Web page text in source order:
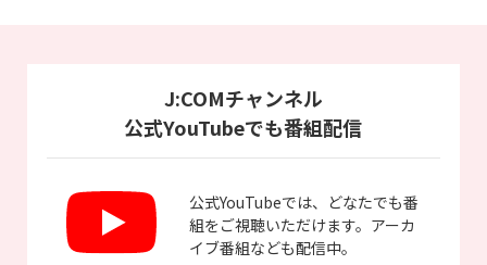
J:COMチャンネル
公式YouTubeでも番組配信
公式YouTubeでは、どなたでも番
組をご視聴いただけます。アーカ
イブ番組なども配信中。